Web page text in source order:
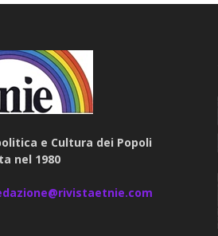
e Cultura dei Popoli
nel 1980